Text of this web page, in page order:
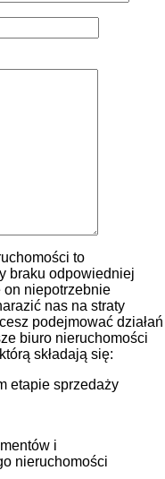
to
braku odpowiedniej
niepotrzebnie
nas na straty
podejmować działań
biuro nieruchomości
składają się:
etapie sprzedaży
i
nieruchomości